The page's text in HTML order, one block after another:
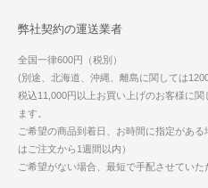
弊社契約の運送業者
全国一律600円（税別）
(別途、北海道、沖縄、離島に関しては
税込11,000円以上お買い上げのお客様に
ます。
ご希望の商品到着日、お時間に指定があ
はご注文から1週間以内）
ご希望がない場合、最短で手配させていた